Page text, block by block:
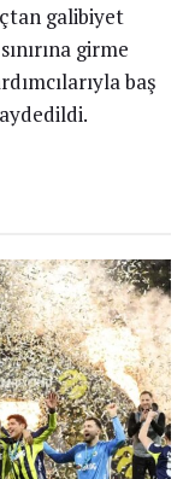
galibiyet
girme
baş